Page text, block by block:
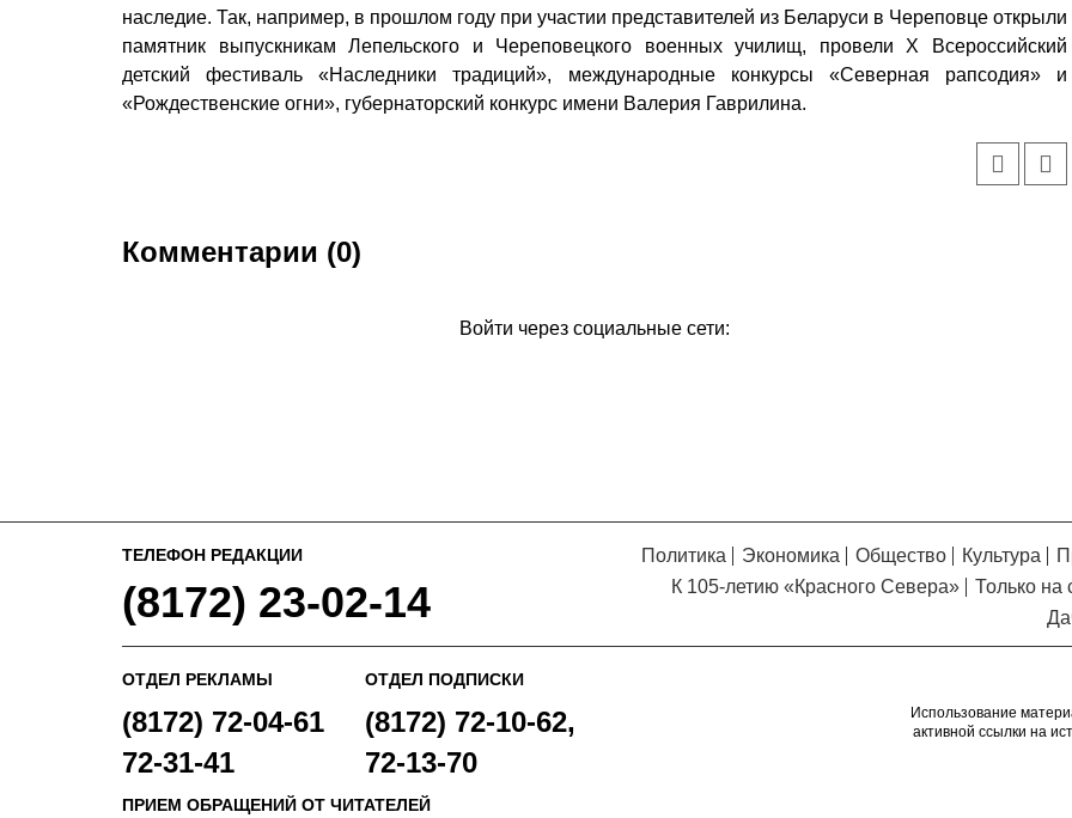
наследие. Так, например, в прошлом году при участии представителей из Беларуси в Череповце открыли
памятник выпускникам Лепельского и Череповецкого военных училищ, провели X Всероссийский
детский фестиваль «Наследники традиций», международные конкурсы «Северная рапсодия» и
«Рождественские огни», губернаторский конкурс имени Валерия Гаврилина.
Комментарии (0)
Войти через социальные сети:
Уважаемые посетители сайта!
ТЕЛЕФОН РЕДАКЦИИ
(8172) 23-02-14
Политика Экономика Общество Культура
К 105-летию «Красного Севера»
Только на
ОТДЕЛ РЕКЛАМЫ
(8172) 72-04-61
72-31-41
ОТДЕЛ ПОДПИСКИ
(8172) 72-10-62,
72-13-70
ПРИЕМ ОБРАЩЕНИЙ ОТ ЧИТАТЕЛЕЙ
Использование
активной ссылки на